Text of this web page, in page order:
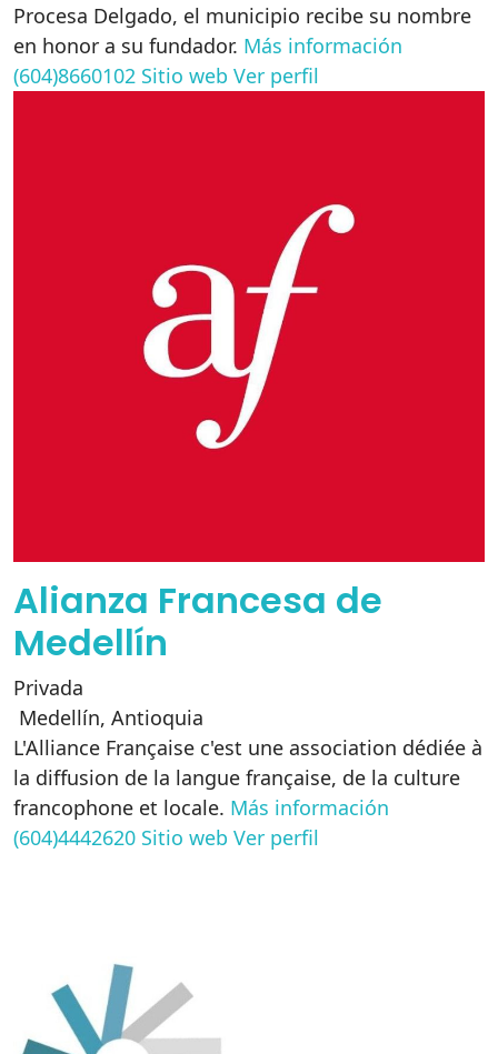
Procesa Delgado, el municipio recibe su nombre
en honor a su fundador. Más información
(604)8660102 Sitio web Ver perfil
Alianza Francesa de
Medellín
Privada
Medellín, Antioquia
L'Alliance Française c'est une association dédiée à
la diffusion de la langue française, de la culture
francophone et locale. Más información
(604)4442620 Sitio web Ver perfil